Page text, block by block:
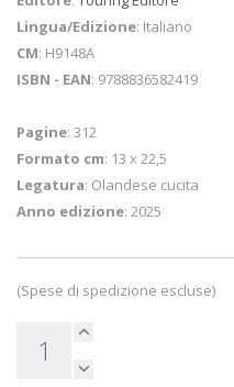
Lingua/Edizione: Italiano
CM: H9148A
ISBN - EAN: 9788836582419
Pagine: 312
Formato cm: 13 x 22,5
Legatura: Olandese cucita
Anno edizione: 2025
(Spese di spedizione escluse)